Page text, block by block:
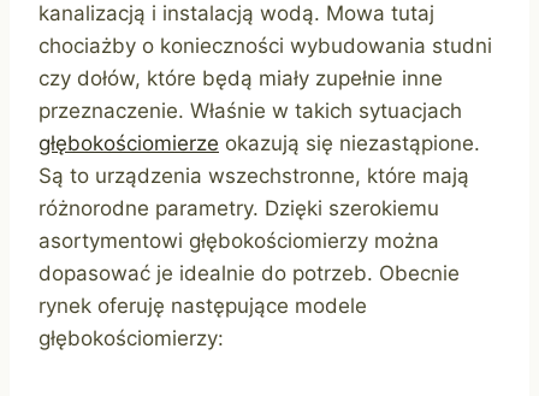
kanalizacją i instalacją wodą. Mowa tutaj
chociażby o konieczności wybudowania studni
czy dołów, które będą miały zupełnie inne
przeznaczenie. Właśnie w takich sytuacjach
głębokościomierze okazują się niezastąpione.
Są to urządzenia wszechstronne, które mają
różnorodne parametry. Dzięki szerokiemu
asortymentowi głębokościomierzy można
dopasować je idealnie do potrzeb. Obecnie
rynek oferuję następujące modele
głębokościomierzy: